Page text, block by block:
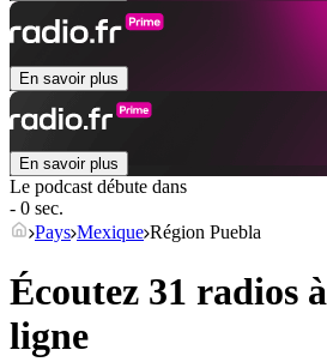
En savoir plus
En savoir plus
Le podcast débute dans
- 0 sec.
Pays Mexique Région Puebla
Écoutez 31 radios à
ligne